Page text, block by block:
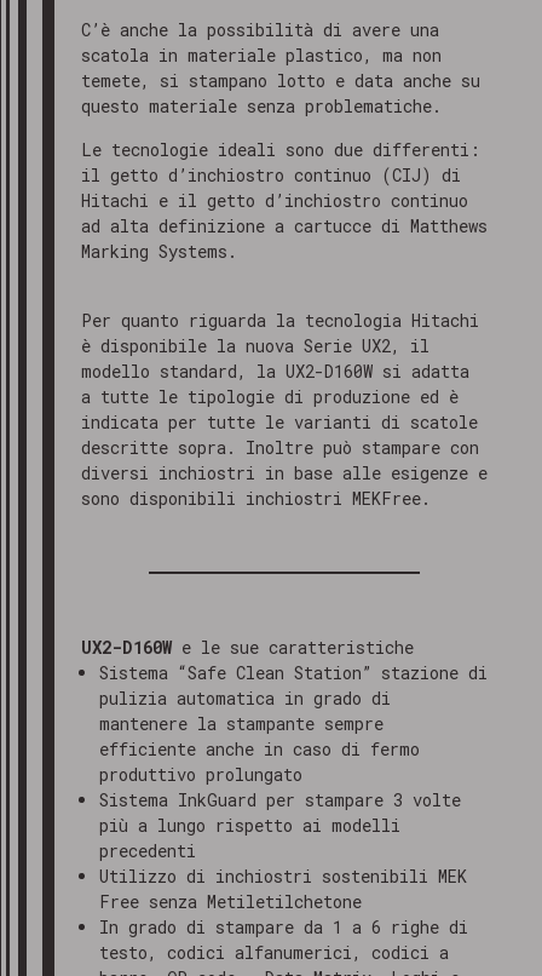
C’è anche la possibilità di avere una
scatola in materiale plastico, ma non
temete, si stampano lotto e data anche su
questo materiale senza problematiche.
Le tecnologie ideali sono due differenti:
il getto d’inchiostro continuo (CIJ) di
Hitachi e il getto d’inchiostro continuo
ad alta definizione a cartucce di Matthews
Marking Systems.
Per quanto riguarda la tecnologia Hitachi
è disponibile la nuova Serie UX2, il
modello standard, la UX2-D160W si adatta
a tutte le tipologie di produzione ed è
indicata per tutte le varianti di scatole
descritte sopra. Inoltre può stampare con
diversi inchiostri in base alle esigenze e
sono disponibili inchiostri MEKFree.
UX2-D160We le sue caratteristiche
Sistema “Safe Clean Station” stazione di
pulizia automatica in grado di
mantenere la stampante sempre
efficiente anche in caso di fermo
produttivo prolungato
Sistema InkGuard per stampare 3 volte
più a lungo rispetto ai modelli
precedenti
Utilizzo di inchiostri sostenibili MEK
Free senza Metiletilchetone
In grado di stampare da 1 a 6 righe di
testo, codici alfanumerici, codici a